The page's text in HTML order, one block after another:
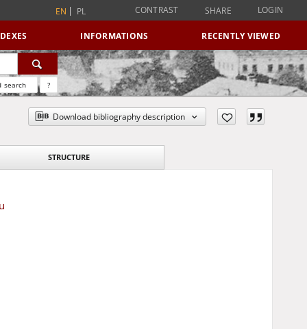
EN PL CONTRAST SHARE LOGIN
INFORMATIONS RECENTLY VIEWED
search ?
Download bibliography description
STRUCTURE